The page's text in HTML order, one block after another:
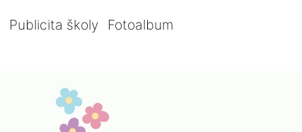
Publicita školy
Fotoalbum